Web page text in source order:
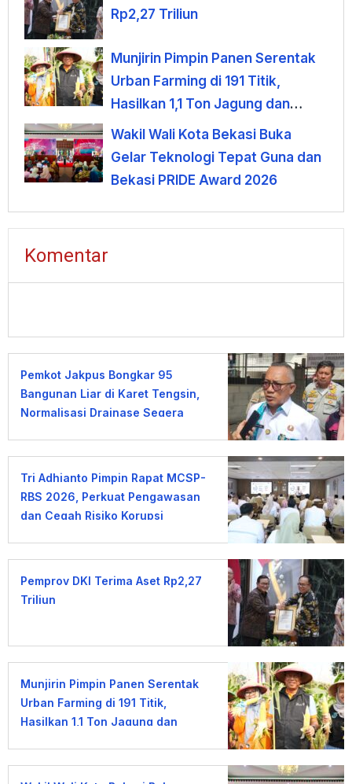
Rp2,27 Triliun
Munjirin Pimpin Panen Serentak
Urban Farming di 191 Titik,
Hasilkan 1,1 Ton Jagung dan
Sayuran
Wakil Wali Kota Bekasi Buka
Gelar Teknologi Tepat Guna dan
Bekasi PRIDE Award 2026
Komentar
Pemkot Jakpus Bongkar 95
Bangunan Liar di Karet Tengsin,
Normalisasi Drainase Segera
Tri Adhianto Pimpin Rapat MCSP-
RBS 2026, Perkuat Pengawasan
dan Cegah Risiko Korupsi
Pemprov DKI Terima Aset Rp2,27
Triliun
Munjirin Pimpin Panen Serentak
Urban Farming di 191 Titik,
Hasilkan 1,1 Ton Jagung dan